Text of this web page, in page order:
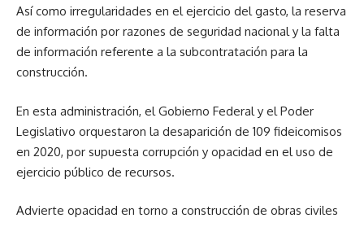
Así como irregularidades en el ejercicio del gasto, la reserva
de información por razones de seguridad nacional y la falta
de información referente a la subcontratación para la
construcción.
En esta administración, el Gobierno Federal y el Poder
Legislativo orquestaron la desaparición de 109 fideicomisos
en 2020, por supuesta corrupción y opacidad en el uso de
ejercicio público de recursos.
Advierte opacidad en torno a construcción de obras civiles